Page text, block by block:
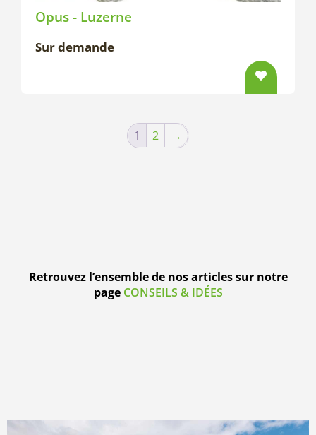
Opus - Luzerne
Sur demande
1 2 →
Retrouvez l’ensemble de nos articles sur notre
page CONSEILS & IDÉES